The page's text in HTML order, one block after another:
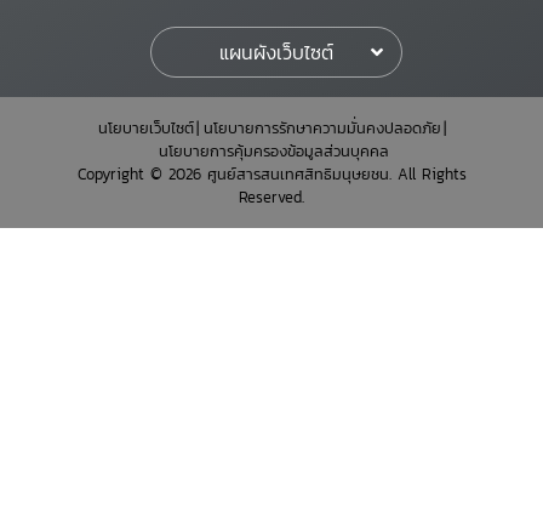
แผนผังเว็บไซต์
นโยบายเว็บไซต์ นโยบายการรักษาความมั่นคงปลอดภัย
นโยบายการคุ้มครองข้อมูลส่วนบุคคล
Copyright © 2026 ศูนย์สารสนเทศสิทธิมนุษยชน. All Rights
Reserved.